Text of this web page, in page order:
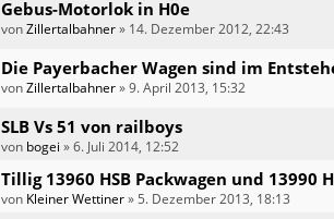
Gebus-Motorlok in H0e
vonZillertalbahner» 14. Dezember 2012, 22:43
Die Payerbacher Wagen sind im
vonZillertalbahner»9. April 2013, 15:32
SLB Vs 51 von railboys
von bogei »6. Juli 2014, 12:52
Tillig 13960 HSB Packwagen und 13990
von Kleiner Wettiner» 5. Dezember 2013, 18:13